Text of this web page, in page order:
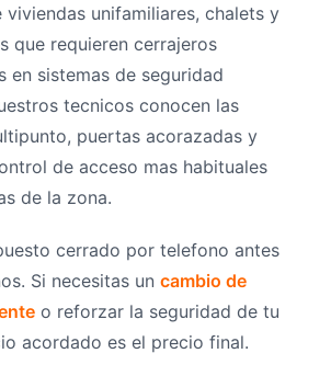
unifamiliares, chalets y
que requieren cerrajeros
en sistemas de seguridad
tecnicos conocen las
puertas acorazadas y
de acceso mas habituales
de la zona.
cerrado por telefono antes
Si necesitas un cambio de
o reforzar la seguridad de tu
acordado es el precio final.